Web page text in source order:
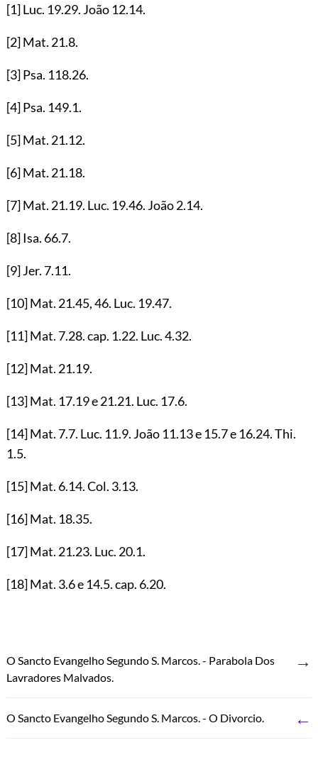
[1]Luc. 19.29. João 12.14.
[2]Mat. 21.8.
[3]Psa. 118.26.
[4]Psa. 149.1.
[5]Mat. 21.12.
[6]Mat. 21.18.
[7]Mat. 21.19. Luc. 19.46. João2.14.
[8]Isa. 66.7.
[9]Jer. 7.11.
[10]Mat. 21.45,46. Luc. 19.47.
[11]Mat. 7.28. cap. 1.22. Luc.4.32.
[12]Mat. 21.19.
[13]Mat. 17.19e21.21. Luc. 17.6.
[14]Mat. 7.7. Luc. 11.9. João 11.13e 15.7e 16.24. Thi.
1.5.
[15]Mat. 6.14. Col. 3.13.
[16]Mat. 18.35.
[17]Mat. 21.23. Luc. 20.1.
[18]Mat. 3.6e 14.5. cap. 6.20.
O Sancto Evangelho Segundo S. Marcos. - Parabola Dos
Lavradores Malvados.
→
O Sancto Evangelho Segundo S. Marcos. - O Divorcio. ←